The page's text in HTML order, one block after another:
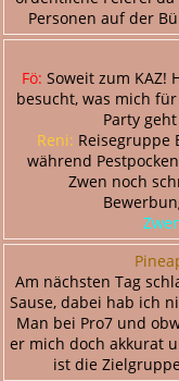
Personen auf der
Fö: Soweit zum KAZ!
besucht, was mich
Party
Reni: Reisegruppe
während
Zwen noch
Am nächsten Tag
Sause, dabei hab ich
Man bei Pro7 und
er mich doch akkurat
ist die